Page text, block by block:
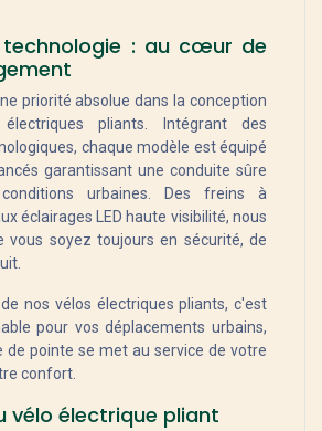
: au cœur de
priorité absolue dans la conception
pliants. Intégrant des
chaque modèle est équipé
garantissant une conduite sûre
urbaines. Des freins à
éclairages LED haute visibilité, nous
vous soyez toujours en sécurité, de
nos vélos électriques pliants, c'est
pour vos déplacements urbains,
de pointe se met au service de votre
confort.
vélo électrique pliant